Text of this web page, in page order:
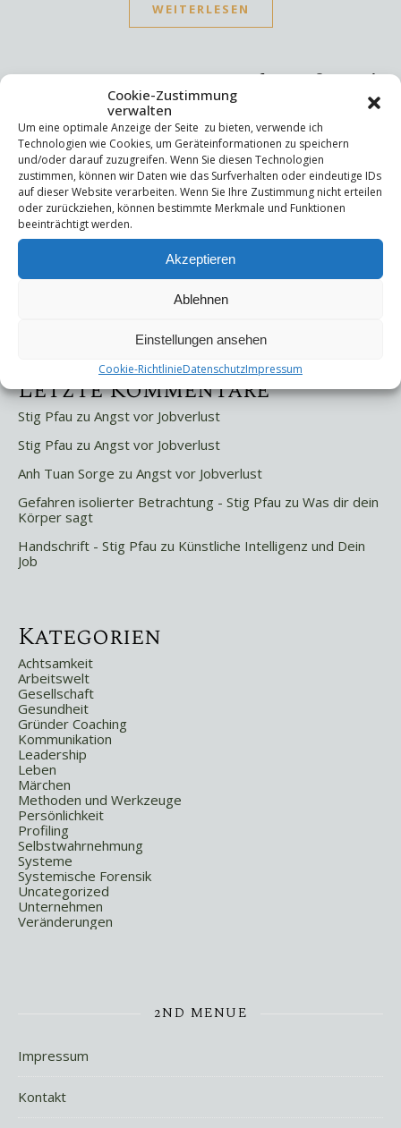
Cookie-Zustimmung
verwalten
Um eine optimale Anzeige der Seite zu bieten, verwende ich
Technologien wie Cookies, um Geräteinformationen zu speichern
und/oder darauf zuzugreifen. Wenn Sie diesen Technologien
zustimmen, können wir Daten wie das Surfverhalten oder eindeutige IDs
auf dieser Website verarbeiten. Wenn Sie Ihre Zustimmung nicht erteilen
oder zurückziehen, können bestimmte Merkmale und Funktionen
beeinträchtigt werden.
Akzeptieren
Ablehnen
Einstellungen ansehen
Cookie-RichtlinieDatenschutzImpressum
WEITERLESEN
Suchen
Letzte Beiträge
Die Mentale Sicherheitsarchitektur
Wettbewerbsfähigkeit
Letzte Kommentare
Stig Pfau zu Angst vor Jobverlust
Stig Pfau zu Angst vor Jobverlust
Anh Tuan Sorge zu Angst vor Jobverlust
Gefahren isolierter Betrachtung - Stig Pfau zu Was dir dein
Körper sagt
Handschrift - Stig Pfau zu Künstliche Intelligenz und Dein
Job
Kategorien
Achtsamkeit
Arbeitswelt
Gesellschaft
Gesundheit
Gründer Coaching
Kommunikation
Leadership
Leben
Märchen
Methoden und Werkzeuge
Persönlichkeit
Profiling
Selbstwahrnehmung
Systeme
Systemische Forensik
Uncategorized
Unternehmen
Veränderungen
2ND MENUE
Impressum
Kontakt